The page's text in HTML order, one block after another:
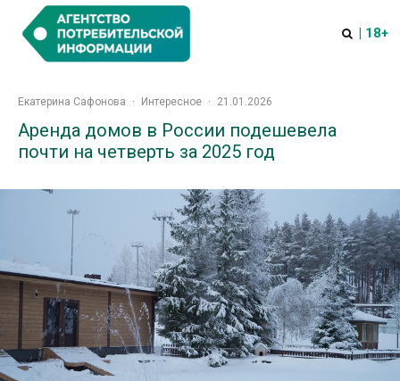
| 18+
Екатерина Сафонова · Интересное · 21.01.2026
Аренда домов в России подешевела
почти на четверть за 2025 год